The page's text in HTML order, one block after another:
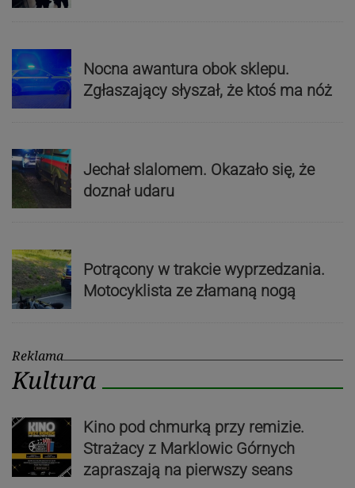
Nocna awantura obok sklepu.
Zgłaszający słyszał, że ktoś ma nóż
Jechał slalomem. Okazało się, że
doznał udaru
Potrącony w trakcie wyprzedzania.
Motocyklista ze złamaną nogą
Reklama
Kultura
Kino pod chmurką przy remizie.
Strażacy z Marklowic Górnych
zapraszają na pierwszy seans